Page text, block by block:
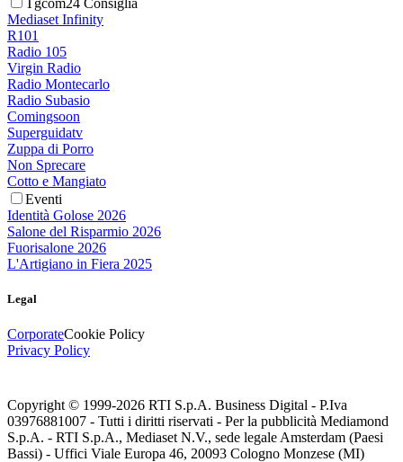
Mediaset Infinity
R101
Radio 105
Virgin Radio
Radio Montecarlo
Radio Subasio
Comingsoon
Superguidatv
Zuppa di Porro
Non Sprecare
Cotto e Mangiato
Eventi
Identità Golose 2026
Salone del Risparmio 2026
Fuorisalone 2026
L'Artigiano in Fiera 2025
Legal
CorporateCookie Policy
Privacy Policy
Copyright © 1999-2026 RTI S.p.A. Business Digital - P.Iva
03976881007 - Tutti i diritti riservati - Per la pubblicità Mediamond
S.p.A. - RTI S.p.A., Mediaset N.V., sede legale Amsterdam (Paesi
Bassi) - Uffici Viale Europa 46, 20093 Cologno Monzese (MI)